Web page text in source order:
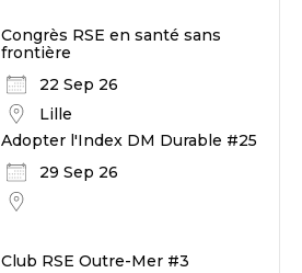
Congrès RSE en santé sans
frontière
22 Sep 26
Lille
Adopter l'Index DM Durable #25
29 Sep 26
Club RSE Outre-Mer #3